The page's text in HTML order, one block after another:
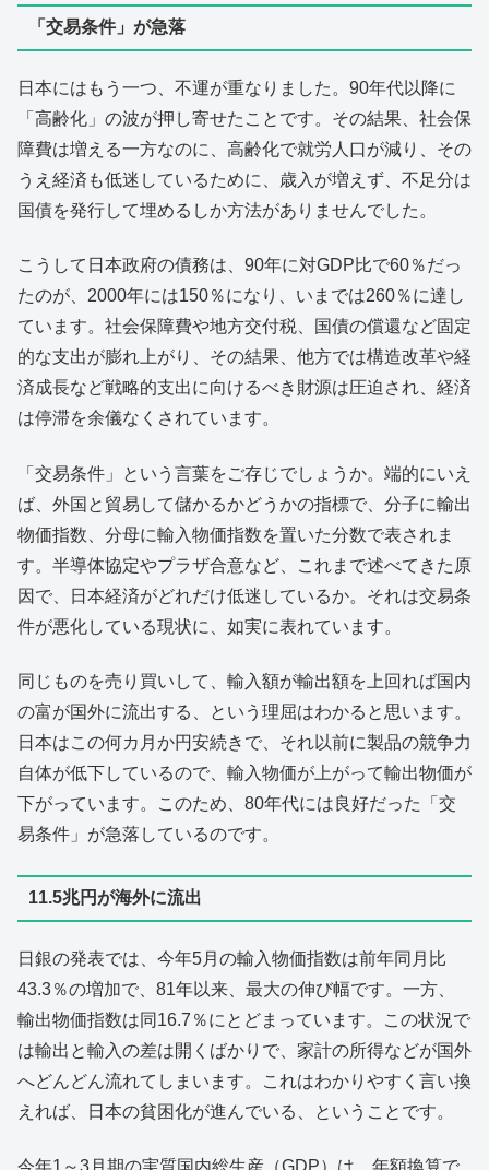
「交易条件」が急落
日本にはもう一つ、不運が重なりました。90年代以降に
「高齢化」の波が押し寄せたことです。その結果、社会保
障費は増える一方なのに、高齢化で就労人口が減り、その
うえ経済も低迷しているために、歳入が増えず、不足分は
国債を発行して埋めるしか方法がありませんでした。
こうして日本政府の債務は、90年に対GDP比で60％だっ
たのが、2000年には150％になり、いまでは260％に達し
ています。社会保障費や地方交付税、国債の償還など固定
的な支出が膨れ上がり、その結果、他方では構造改革や経
済成長など戦略的支出に向けるべき財源は圧迫され、経済
は停滞を余儀なくされています。
「交易条件」という言葉をご存じでしょうか。端的にいえ
ば、外国と貿易して儲かるかどうかの指標で、分子に輸出
物価指数、分母に輸入物価指数を置いた分数で表されま
す。半導体協定やプラザ合意など、これまで述べてきた原
因で、日本経済がどれだけ低迷しているか。それは交易条
件が悪化している現状に、如実に表れています。
同じものを売り買いして、輸入額が輸出額を上回れば国内
の富が国外に流出する、という理屈はわかると思います。
日本はこの何カ月か円安続きで、それ以前に製品の競争力
自体が低下しているので、輸入物価が上がって輸出物価が
下がっています。このため、80年代には良好だった「交
易条件」が急落しているのです。
11.5兆円が海外に流出
日銀の発表では、今年5月の輸入物価指数は前年同月比
43.3％の増加で、81年以来、最大の伸び幅です。一方、
輸出物価指数は同16.7％にとどまっています。この状況で
は輸出と輸入の差は開くばかりで、家計の所得などが国外
へどんどん流れてしまいます。これはわかりやすく言い換
えれば、日本の貧困化が進んでいる、ということです。